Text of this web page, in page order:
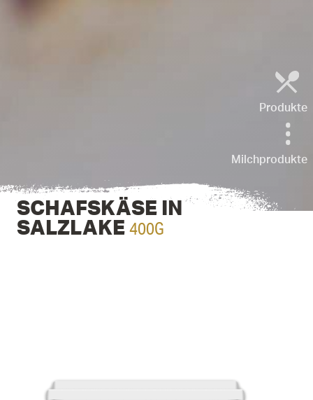
Produkte
Milchprodukte
SCHAFSKÄSE IN
SALZLAKE 400G